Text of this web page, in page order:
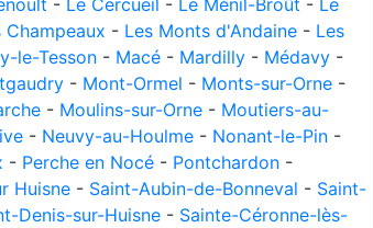
Champeaux - Les Monts d'Andaine - Les
le-Tesson - Macé - Mardilly - Médavy -
- Mont-Ormel - Monts-sur-Orne -
- Moulins-sur-Orne - Moutiers-au-
- Neuvy-au-Houlme - Nonant-le-Pin -
- Perche en Nocé - Pontchardon -
Huisne - Saint-Aubin-de-Bonneval - Saint-
Denis-sur-Huisne - Sainte-Céronne-lès-